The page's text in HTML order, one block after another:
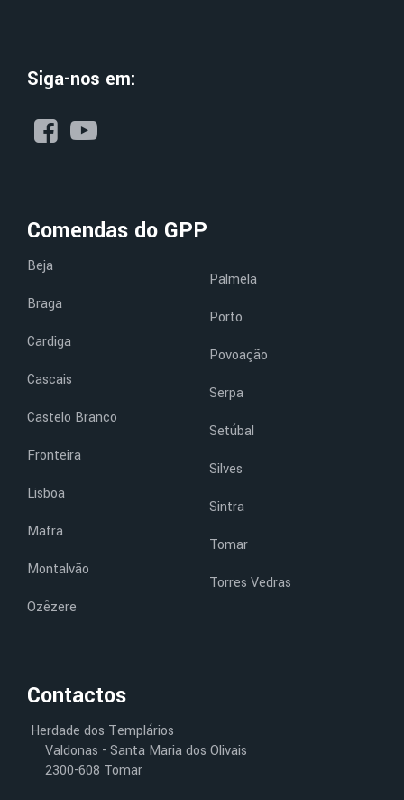
Siga-nos em:
Comendas do GPP
Beja
Braga
Cardiga
Cascais
Castelo Branco
Fronteira
Lisboa
Mafra
Montalvão
Ozêzere
Palmela
Porto
Povoação
Serpa
Setúbal
Silves
Sintra
Tomar
Torres Vedras
Contactos
Herdade dos Templários
Valdonas - Santa Maria dos Olivais
2300-608 Tomar